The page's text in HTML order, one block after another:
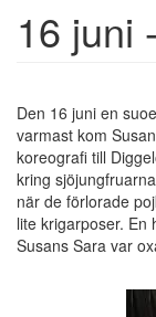
16 juni
Den 16 juni en
varmast kom
koreografi till
kring
när de förlorade
lite krigarposer. En
Susans Sara var